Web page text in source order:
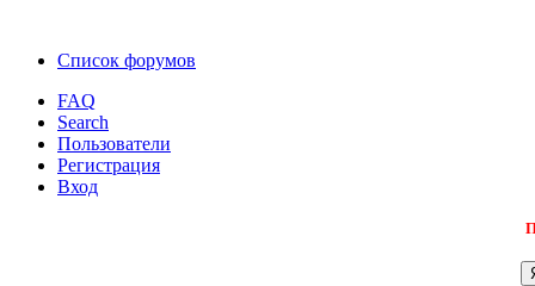
Список форумов
FAQ
Search
Пользователи
Регистрация
Вход